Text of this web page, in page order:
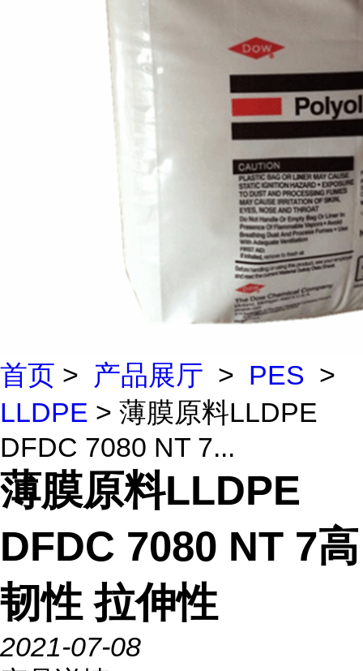
首页 > 产品展厅 > PES >
LLDPE > 薄膜原料LLDPE
DFDC 7080 NT 7...
薄膜原料LLDPE
DFDC 7080 NT 7高
韧性 拉伸性
2021-07-08